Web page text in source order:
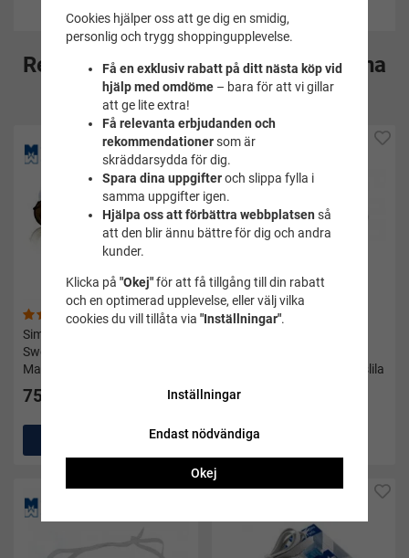
Rekommenderade tillbehör till denna
produkt
(14)
Simglasögon Monterbara
Swedish goggles imfria från
Malmsten - rök
75 kr
collection - Malmsten - ljuslila
175 kr
Köp
Cookies hjälper oss att ge dig en smidig,
personlig och trygg shoppingupplevelse.
Få en exklusiv rabatt på ditt nästa köp vid
hjälp med omdöme– bara för att vi gillar
att ge lite extra!
Få relevanta erbjudanden och
rekommendationersom är
skräddarsydda för dig.
Spara dina uppgifteroch slippa fylla i
samma uppgifter igen.
Hjälpa oss att förbättra webbplatsen så
att den blir ännu bättre för dig och andra
kunder.
Klicka på "Okej"för att få tillgång till din rabatt
och en optimerad upplevelse, eller välj vilka
cookies du vill tillåta via "Inställningar".
Inställningar
Endast nödvändiga
Okej